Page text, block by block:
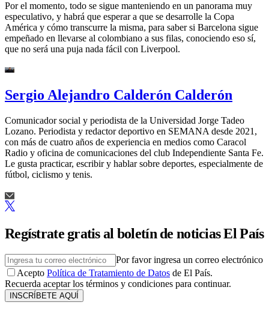
Por el momento, todo se sigue manteniendo en un panorama muy
especulativo, y habrá que esperar a que se desarrolle la Copa
América y cómo transcurre la misma, para saber si Barcelona sigue
empeñado en llevarse al colombiano a sus filas, conociendo eso sí,
que no será una puja nada fácil con Liverpool.
Sergio Alejandro Calderón Calderón
Comunicador social y periodista de la Universidad Jorge Tadeo
Lozano. Periodista y redactor deportivo en SEMANA desde 2021,
con más de cuatro años de experiencia en medios como Caracol
Radio y oficina de comunicaciones del club Independiente Santa Fe.
Le gusta practicar, escribir y hablar sobre deportes, especialmente de
fútbol, ciclismo y tenis.
Regístrate gratis al boletín de noticias El País
Por favor ingresa un correo electrónico
Acepto Política de Tratamiento de Datos de El País.
Recuerda aceptar los términos y condiciones para continuar.
INSCRÍBETE AQUÍ